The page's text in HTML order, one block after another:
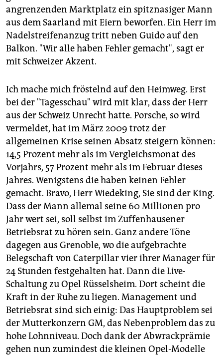
angrenzenden Marktplatz ein spitznasiger Mann
aus dem Saarland mit Eiern beworfen. Ein Herr im
Nadelstreifenanzug tritt neben Guido auf den
Balkon. "Wir alle haben Fehler gemacht", sagt er
mit Schweizer Akzent.
Ich mache mich fröstelnd auf den Heimweg. Erst
bei der "Tagesschau" wird mit klar, dass der Herr
aus der Schweiz Unrecht hatte. Porsche, so wird
vermeldet, hat im März 2009 trotz der
allgemeinen Krise seinen Absatz steigern können:
14,5 Prozent mehr als im Vergleichsmonat des
Vorjahrs, 57 Prozent mehr als im Februar dieses
Jahres. Wenigstens die haben keinen Fehler
gemacht. Bravo, Herr Wiedeking, Sie sind der King.
Dass der Mann allemal seine 60 Millionen pro
Jahr wert sei, soll selbst im Zuffenhausener
Betriebsrat zu hören sein. Ganz andere Töne
dagegen aus Grenoble, wo die aufgebrachte
Belegschaft von Caterpillar vier ihrer Manager für
24 Stunden festgehalten hat. Dann die Live-
Schaltung zu Opel Rüsselsheim. Dort scheint die
Kraft in der Ruhe zu liegen. Management und
Betriebsrat sind sich einig: Das Hauptproblem sei
der Mutterkonzern GM, das Nebenproblem das zu
hohe Lohnniveau. Doch dank der Abwrackprämie
gehen nun zumindest die kleinen Opel-Modelle